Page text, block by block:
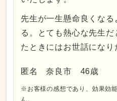
先生が一生懸命良くなる
る。とても熱心な先生
たときにはお世話になり
匿名 奈良市 46歳
※お客様の感想であり、効果効